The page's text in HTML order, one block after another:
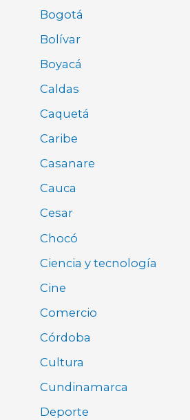
Bogotá
Bolívar
Boyacá
Caldas
Caquetá
Caribe
Casanare
Cauca
Cesar
Chocó
Ciencia y tecnología
Cine
Comercio
Córdoba
Cultura
Cundinamarca
Deporte